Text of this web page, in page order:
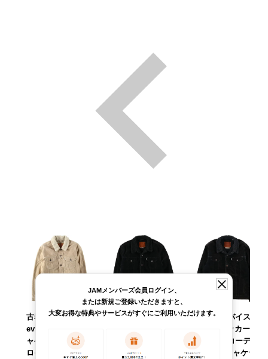
古着 リーバイス L
evis トラッカージ
ャケット コーデュ
ロイボアジャケッ
古着 リーバイス L
ャケット コーデュ
ロイボアジャケッ
古着 リーバイス L
evis トラッカージ
ャケット コーデュ
ロイボアジャケッ
JAMメンバーズ会員ログイン、
または新規ご登録いただきますと、
大変お得な特典やサービスがすぐにご利用いただけます。